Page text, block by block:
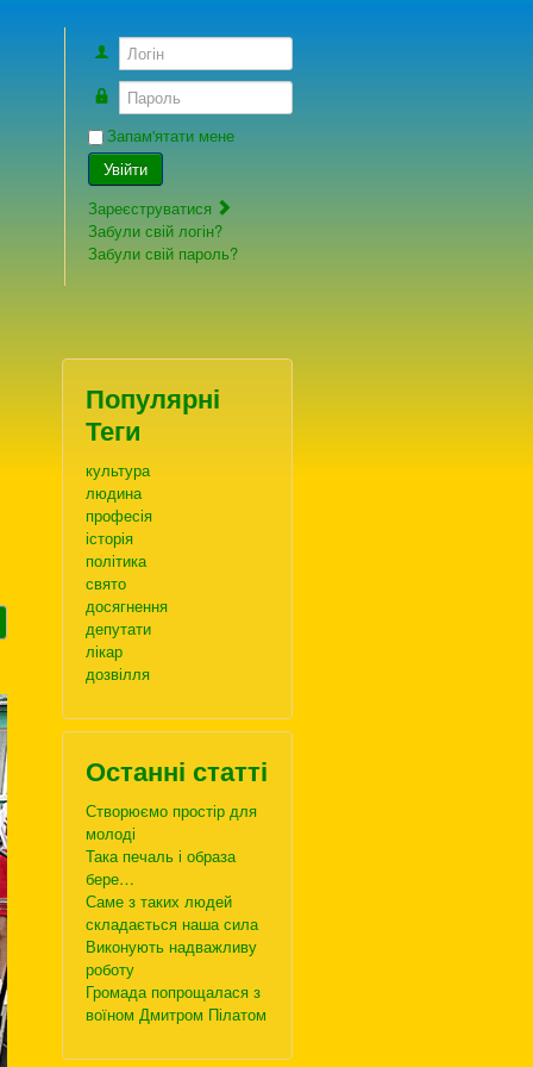
Логін
Пароль
Запам'ятати мене
Увійти
Зареєструватися
Забули свій логін?
Забули свій пароль?
Популярні
Теги
культура
людина
професія
історія
політика
свято
досягнення
депутати
лікар
дозвілля
Останні статті
Створюємо простір для
молоді
Така печаль і образа
бере…
Саме з таких людей
складається наша сила
Виконують надважливу
роботу
Громада попрощалася з
воїном Дмитром Пілатом